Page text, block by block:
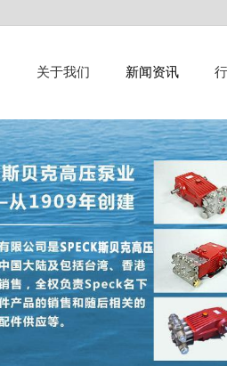
关于我们 新闻资讯